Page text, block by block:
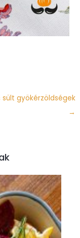
sült gyökérzöldségek
→